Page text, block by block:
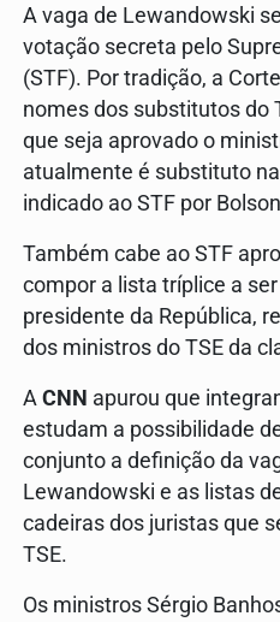
A vaga de Lewandowski
votação secreta pelo
(STF). Por tradição, a
nomes dos substitutos do
que seja aprovado o
atualmente é substituto
indicado ao STF por
Também cabe ao STF
compor a lista tríplice a
presidente da República,
dos ministros do TSE da
A CNN apurou que
estudam a possibilidade
conjunto a definição da
Lewandowski e as listas
cadeiras dos juristas que
TSE.
Os ministros Sérgio